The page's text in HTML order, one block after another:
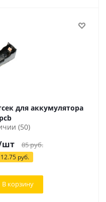
18650 pcb
(50)
85руб.
12.75 руб.
В корзину